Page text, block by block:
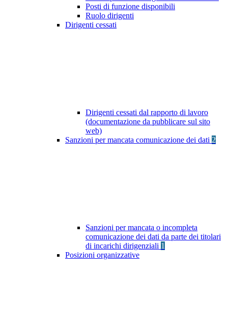
Posti di funzione disponibili
Ruolo dirigenti
Dirigenti cessati
Dirigenti cessati dal rapporto di lavoro
(documentazione da pubblicare sul sito
web)
Sanzioni per mancata comunicazione dei dati 2
Sanzioni per mancata o incompleta
comunicazione dei dati da parte dei titolari
di incarichi dirigenziali 1
Posizioni organizzative